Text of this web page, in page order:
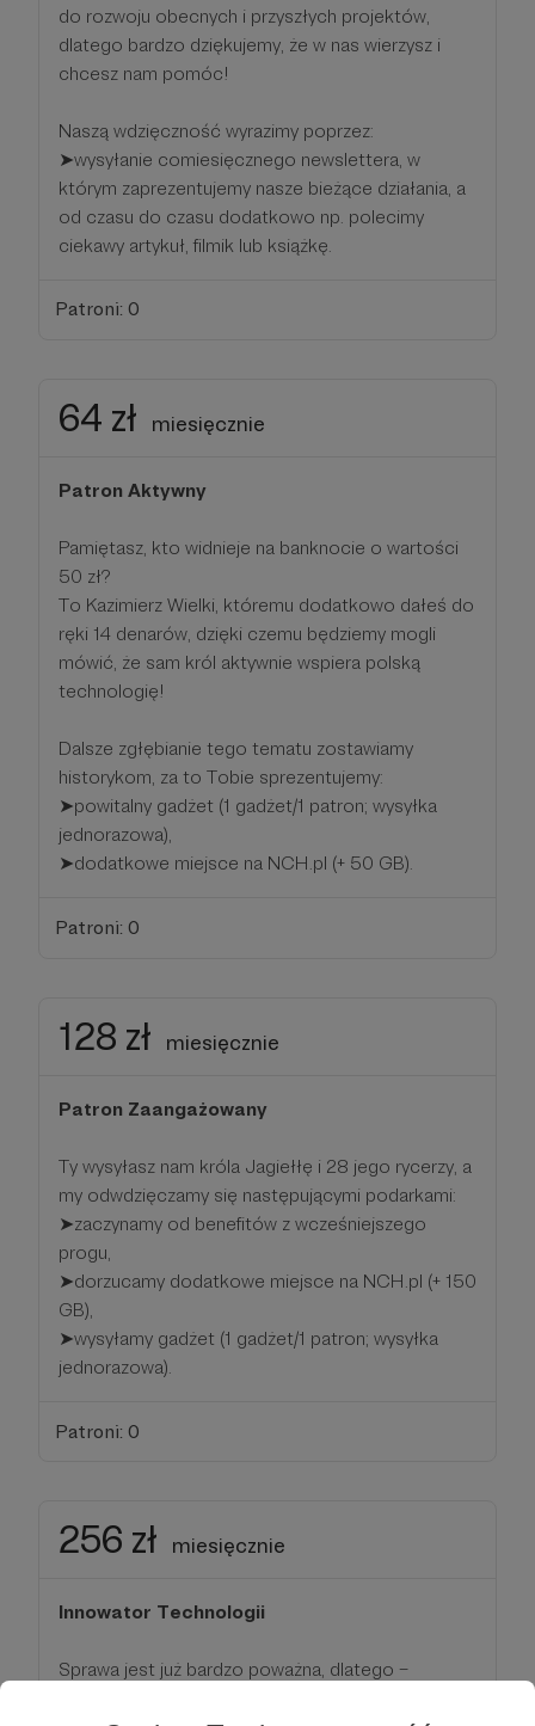
do rozwoju obecnych i przyszłych projektów,
dlatego bardzo dziękujemy, że w nas wierzysz i
chcesz nam pomóc!
Naszą wdzięczność wyrazimy poprzez:
➤wysyłanie comiesięcznego newslettera, w
którym zaprezentujemy nasze bieżące działania, a
od czasu do czasu dodatkowo np. polecimy
ciekawy artykuł, filmik lub książkę.
Patroni: 0
64 zł miesięcznie
Patron Aktywny
Pamiętasz, kto widnieje na banknocie o wartości
50 zł?
To Kazimierz Wielki, któremu dodatkowo dałeś do
ręki 14 denarów, dzięki czemu będziemy mogli
mówić, że sam król aktywnie wspiera polską
technologię!
Dalsze zgłębianie tego tematu zostawiamy
historykom, za to Tobie sprezentujemy:
➤powitalny gadżet (1 gadżet/1 patron; wysyłka
jednorazowa),
➤dodatkowe miejsce na NCH.pl (+ 50 GB).
Patroni: 0
128 zł miesięcznie
Patron Zaangażowany
Ty wysyłasz nam króla Jagiełłę i 28 jego rycerzy, a
my odwdzięczamy się następującymi podarkami:
➤zaczynamy od benefitów z wcześniejszego
progu,
➤dorzucamy dodatkowe miejsce na NCH.pl (+ 150
GB),
➤wysyłamy gadżet (1 gadżet/1 patron; wysyłka
jednorazowa).
Patroni: 0
256 zł miesięcznie
Innowator Technologii
Sprawa jest już bardzo poważna, dlatego –